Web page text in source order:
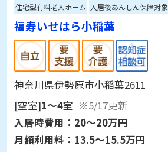
住宅型有料老人ホーム 入居後あんしん保障対象
福寿いせはら小稲葉
神奈川県伊勢原市小稲葉2611
[空室]1～4室 ※5/17更新
入居時費用： 20～20万円
月額利用料： 13.5～15.5万円